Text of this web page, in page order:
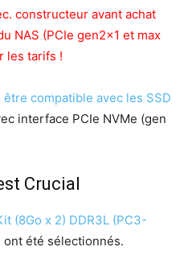
constructeur avant achat
NAS (PCIe gen2x1 et max
les tarifs !
être compatible avec les SSD
interface PCIe NVMe (gen
Crucial
(8Go x 2) DDR3L (PC3-
ont été sélectionnés.